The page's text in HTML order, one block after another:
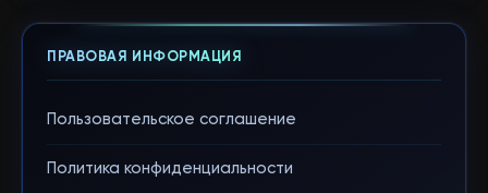
ПРАВОВАЯ ИНФОРМАЦИЯ
Пользовательское соглашение
Политика конфиденциальности